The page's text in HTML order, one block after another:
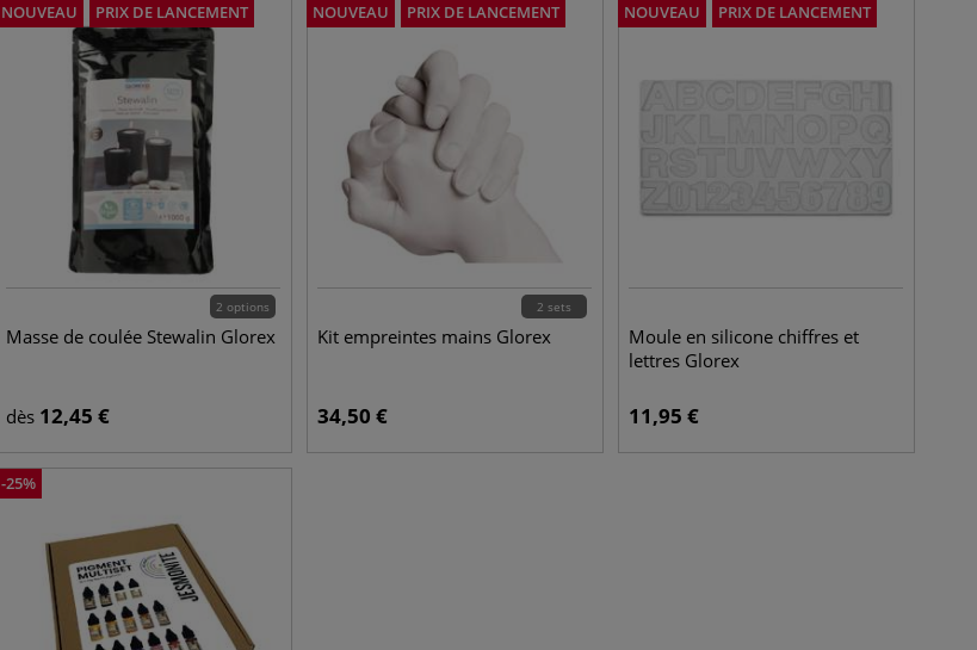
NOUVEAU PRIX DE LANCEMENT
2 options
Masse de coulée Stewalin Glorex
dès 12,45 €
NOUVEAU PRIX DE LANCEMENT
2 sets
Kit empreintes mains Glorex
34,50 €
NOUVEAU PRIX DE LANCEMENT
Moule en silicone chiffres et
lettres Glorex
11,95 €
-25%